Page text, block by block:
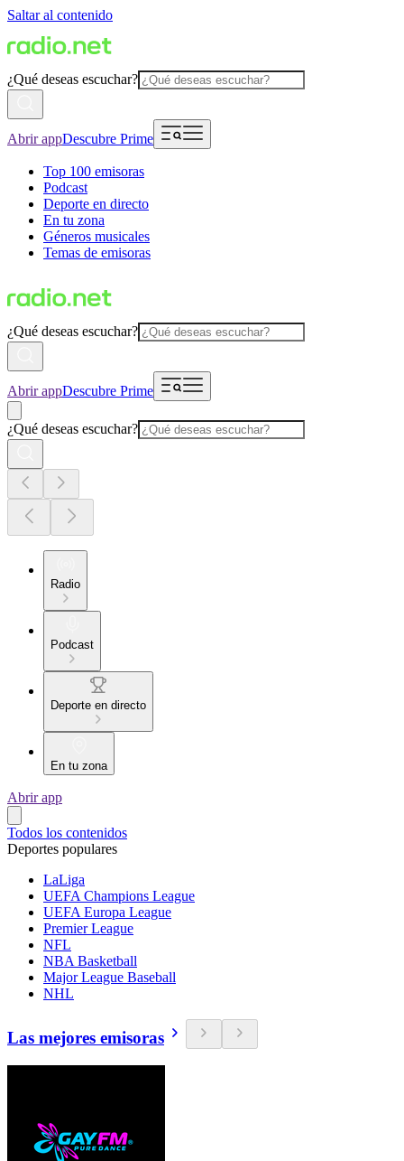
Saltar al contenido
¿Qué deseas escuchar?
Abrir appDescubre Prime
Top 100 emisoras
Podcast
Deporte en directo
En tu zona
Géneros musicales
Temas de emisoras
¿Qué deseas escuchar?
Abrir appDescubre Prime
¿Qué deseas escuchar?
Radio
Podcast
Deporte en directo
En tu zona
Abrir app
Todos los contenidos
Deportes populares
LaLiga
UEFA Champions League
UEFA Europa League
Premier League
NFL
NBA Basketball
Major League Baseball
NHL
Las mejores emisoras